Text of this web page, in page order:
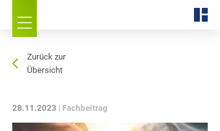
Zurück zur
Übersicht
28.11.2023 Fachbeitrag